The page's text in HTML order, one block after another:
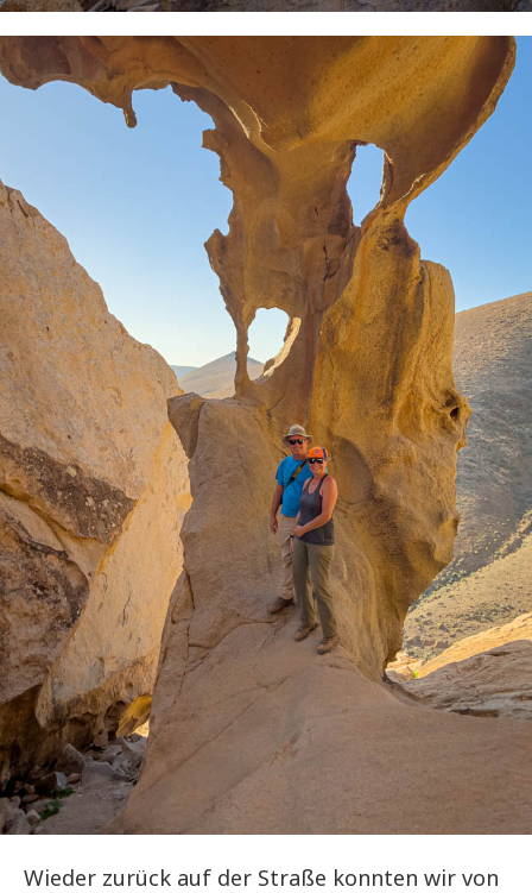
Wieder zurück auf der Straße konnten wir von